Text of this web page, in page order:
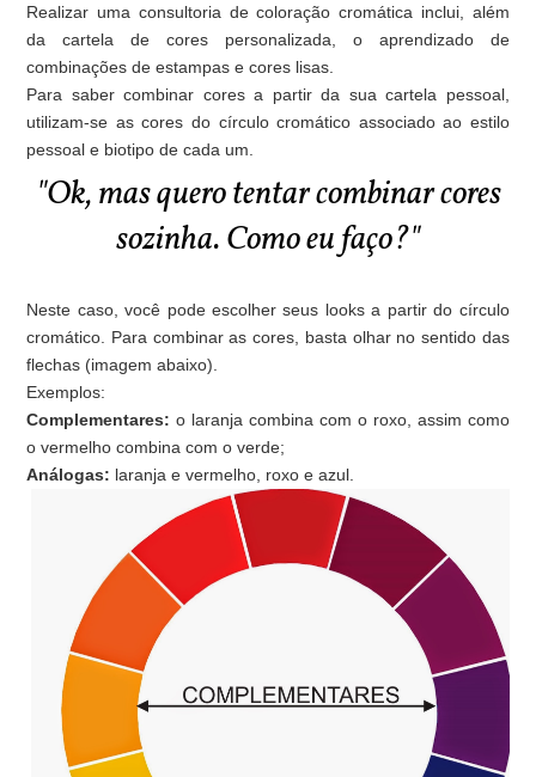
Realizar uma consultoria de coloração cromática inclui, além
da cartela de cores personalizada, o aprendizado de
combinações de estampas e cores lisas.
Para saber combinar cores a partir da sua cartela pessoal,
utilizam-se as cores do círculo cromático associado ao estilo
pessoal e biotipo de cada um.
"Ok, mas quero tentar combinar cores
sozinha. Como eu faço?"
Neste caso, você pode escolher seus looks a partir do círculo
cromático. Para combinar as cores, basta olhar no sentido das
flechas (imagem abaixo).
Exemplos:
Complementares: o laranja combina com o roxo, assim como
o vermelho combina com o verde;
Análogas: laranja e vermelho, roxo e azul.